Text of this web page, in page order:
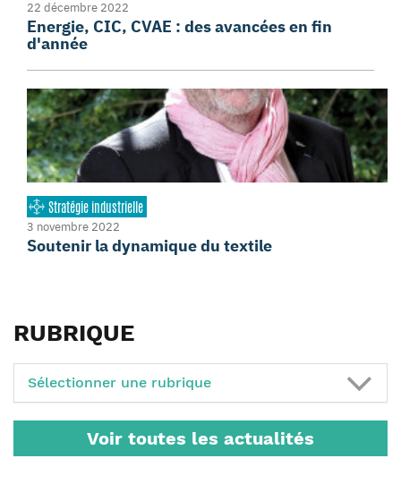
22 décembre 2022
Energie, CIC, CVAE : des avancées en fin
d'année
Stratégie industrielle
3 novembre 2022
Soutenir la dynamique du textile
RUBRIQUE
Sélectionner une rubrique
Voir toutes les actualités